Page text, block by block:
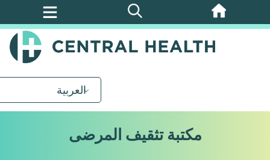
تخطي
العربية
مكتبة تثقيف المرضى